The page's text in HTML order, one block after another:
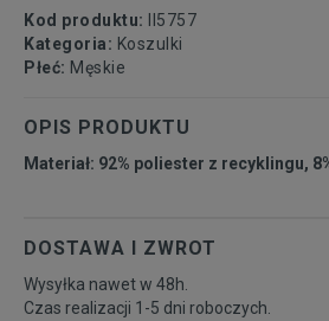
Kod produktu:
II5757
Kategoria: Koszulki
Płeć: Męskie
OPIS PRODUKTU
Materiał: 92% poliester z recyklingu,
DOSTAWA I ZWROT
Wysyłka nawet w 48h.
Czas realizacji 1-5 dni roboczych.